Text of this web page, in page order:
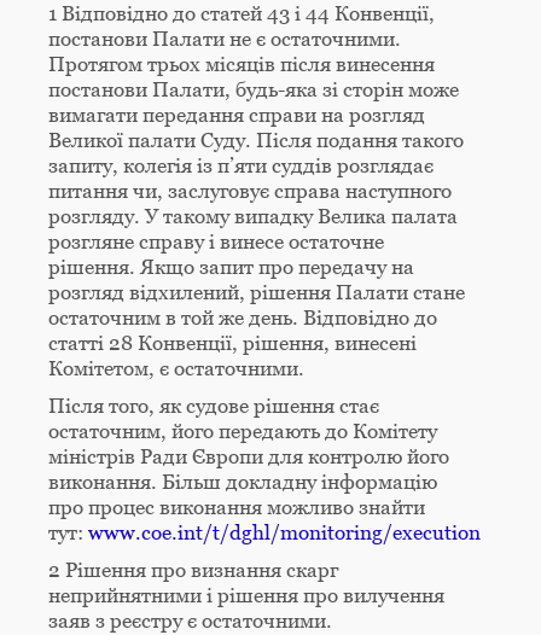
1 Відповідно до статей 43 і 44 Конвенції,
постанови Палати не є остаточними.
Протягом трьох місяців після винесення
постанови Палати, будь-яка зі сторін може
вимагати передання справи на розгляд
Великої палати Суду. Після подання такого
запиту, колегія із п’яти суддів розглядає
питання чи, заслуговує справа наступного
розгляду. У такому випадку Велика палата
розгляне справу і винесе остаточне
рішення. Якщо запит про передачу на
розгляд відхилений, рішення Палати стане
остаточним в той же день. Відповідно до
статті 28 Конвенції, рішення, винесені
Комітетом, є остаточними.
Після того, як судове рішення стає
остаточним, його передають до Комітету
міністрів Ради Європи для контролю його
виконання. Більш докладну інформацію
про процес виконання можливо знайти
тут: www.coe.int/t/dghl/monitoring/execution
2 Рішення про визнання скарг
неприйнятними і рішення про вилучення
заяв з реєстру є остаточними.